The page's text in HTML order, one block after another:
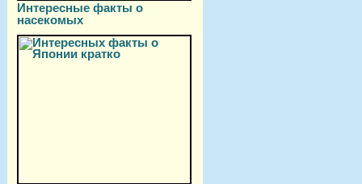
Интересные факты о
насекомых